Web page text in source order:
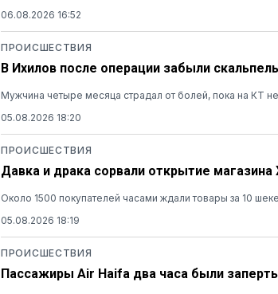
06.08.2026 16:52
ПРОИСШЕСТВИЯ
В Ихилов после операции забыли
Мужчина четыре месяца страдал от болей, пока на КТ
05.08.2026 18:20
ПРОИСШЕСТВИЯ
Давка и драка сорвали открытие
Около 1500 покупателей часами ждали товары за 10
05.08.2026 18:19
ПРОИСШЕСТВИЯ
Пассажиры Air Haifa два часа были